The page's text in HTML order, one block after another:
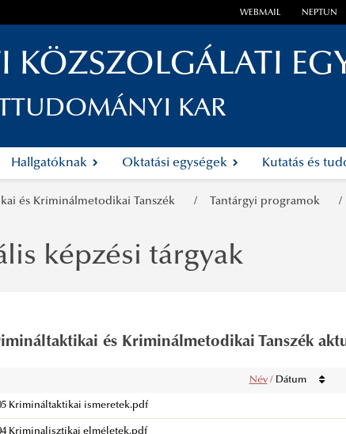
WEBMAIL NEPTUN
KÖZSZOLGÁLATI
KAR
Hallgatóknak Oktatási egységek Kutatás és
és Kriminálmetodikai Tanszék Tantárgyi programok
képzési tárgyak
és Kriminálmetodikai Tanszék
Név/ Dátum
Krimináltaktikai ismeretek.pdf
Kriminalisztikai elméletek.pdf